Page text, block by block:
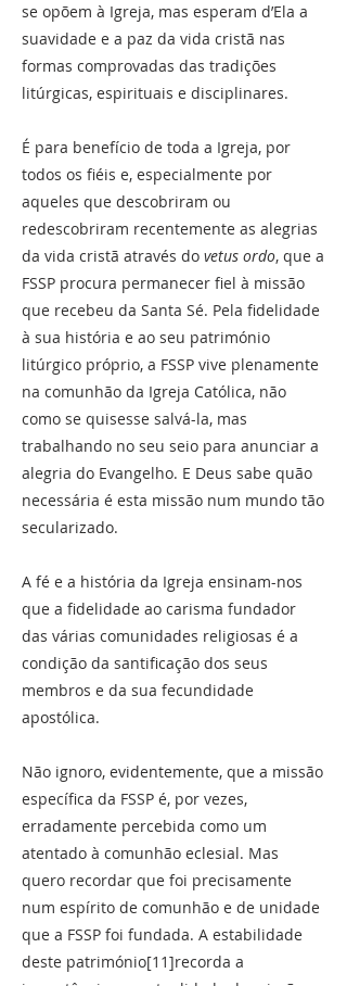
se opõem à Igreja, mas esperam d’Ela a
suavidade e a paz da vida cristã nas
formas comprovadas das tradições
litúrgicas, espirituais e disciplinares.
É para benefício de toda a Igreja, por
todos os fiéis e, especialmente por
aqueles que descobriram ou
redescobriram recentemente as alegrias
da vida cristã através do vetus ordo, que a
FSSP procura permanecer fiel à missão
que recebeu da Santa Sé. Pela fidelidade
à sua história e ao seu património
litúrgico próprio, a FSSP vive plenamente
na comunhão da Igreja Católica, não
como se quisesse salvá-la, mas
trabalhando no seu seio para anunciar a
alegria do Evangelho. E Deus sabe quão
necessária é esta missão num mundo tão
secularizado.
A fé e a história da Igreja ensinam-nos
que a fidelidade ao carisma fundador
das várias comunidades religiosas é a
condição da santificação dos seus
membros e da sua fecundidade
apostólica.
Não ignoro, evidentemente, que a missão
específica da FSSP é, por vezes,
erradamente percebida como um
atentado à comunhão eclesial. Mas
quero recordar que foi precisamente
num espírito de comunhão e de unidade
que a FSSP foi fundada. A estabilidade
deste património[11]recorda a